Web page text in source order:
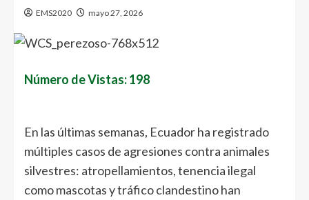
EMS2020 mayo 27, 2026
Número de Vistas: 198
En las últimas semanas, Ecuador ha registrado
múltiples casos de agresiones contra animales
silvestres: atropellamientos, tenencia ilegal
como mascotas y tráfico clandestino han